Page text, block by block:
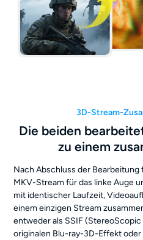
3D-Stream-
Die beiden
zu einem
Nach Abschluss der
MKV-Stream für das linke Auge
mit identischer Laufzeit,
einem einzigen Stream
entweder als SSIF
originalen Blu-ray-3D-Effekt